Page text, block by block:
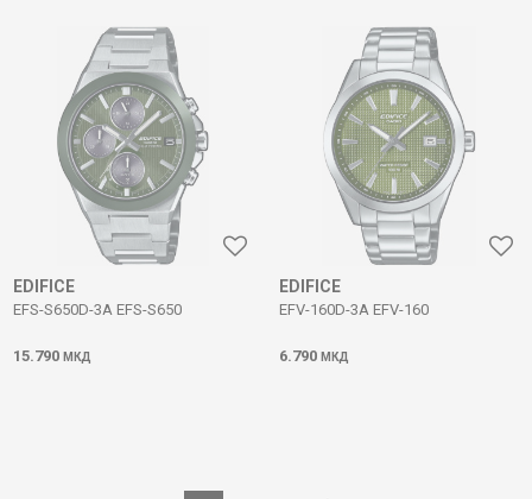
EDIFICE
EFS-S650D-3A EFS-S650
15.790 МКД
EDIFICE
EFV-160D-3A EFV-160
6.790 МКД